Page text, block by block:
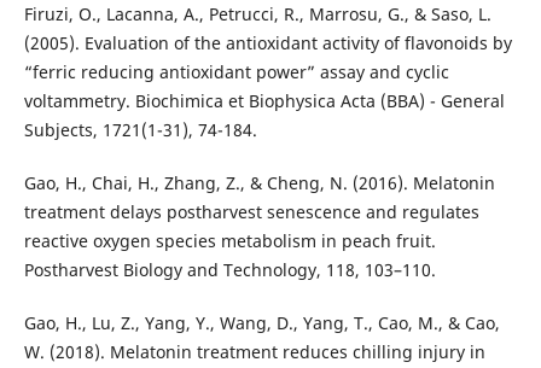
Firuzi, O., Lacanna, A., Petrucci, R., Marrosu, G., & Saso, L.
(2005). Evaluation of the antioxidant activity of flavonoids by
“ferric reducing antioxidant power” assay and cyclic
voltammetry. Biochimica et Biophysica Acta (BBA) - General
Subjects, 1721(1-31), 74-184.
Gao, H., Chai, H., Zhang, Z., & Cheng, N. (2016). Melatonin
treatment delays postharvest senescence and regulates
reactive oxygen species metabolism in peach fruit.
Postharvest Biology and Technology, 118, 103–110.
Gao, H., Lu, Z., Yang, Y., Wang, D., Yang, T., Cao, M., & Cao,
W. (2018). Melatonin treatment reduces chilling injury in